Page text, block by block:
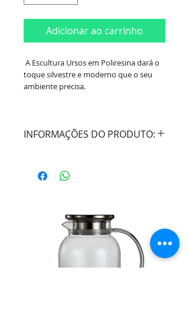
Adicionar ao carrinho
A Escultura Ursos em Poliresina dará o
toque silvestre e moderno que o seu
ambiente precisa.
INFORMAÇÕES DO PRODUTO:
Material: Poliresina
Largura 9cm / Altura 18cm
Mart